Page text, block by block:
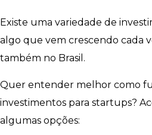
Existe uma variedade de
algo que vem crescendo cada
também no Brasil.
Quer entender melhor como
investimentos para startups?
algumas opções: